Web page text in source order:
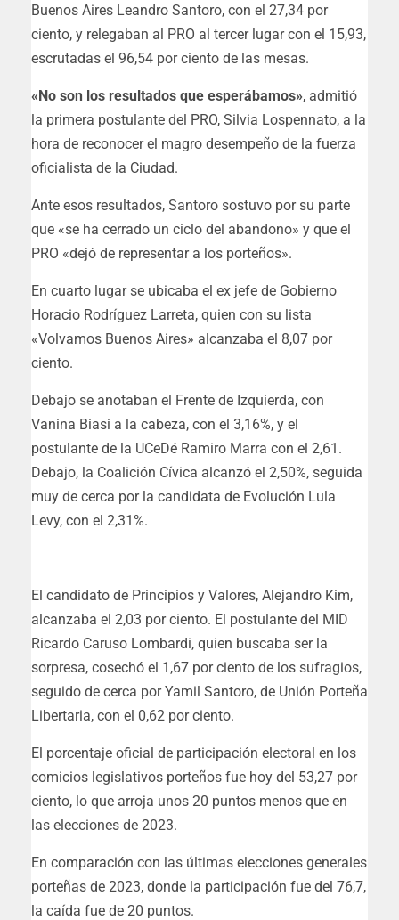
Buenos Aires Leandro Santoro, con el 27,34 por
ciento, y relegaban al PRO al tercer lugar con el 15,93,
escrutadas el 96,54 por ciento de las mesas.
«No son los resultados que esperábamos», admitió
la primera postulante del PRO, Silvia Lospennato, a la
hora de reconocer el magro desempeño de la fuerza
oficialista de la Ciudad.
Ante esos resultados, Santoro sostuvo por su parte
que «se ha cerrado un ciclo del abandono» y que el
PRO «dejó de representar a los porteños».
En cuarto lugar se ubicaba el ex jefe de Gobierno
Horacio Rodríguez Larreta, quien con su lista
«Volvamos Buenos Aires» alcanzaba el 8,07 por
ciento.
Debajo se anotaban el Frente de Izquierda, con
Vanina Biasi a la cabeza, con el 3,16%, y el
postulante de la UCeDé Ramiro Marra con el 2,61.
Debajo, la Coalición Cívica alcanzó el 2,50%, seguida
muy de cerca por la candidata de Evolución Lula
Levy, con el 2,31%.
El candidato de Principios y Valores, Alejandro Kim,
alcanzaba el 2,03 por ciento. El postulante del MID
Ricardo Caruso Lombardi, quien buscaba ser la
sorpresa, cosechó el 1,67 por ciento de los sufragios,
seguido de cerca por Yamil Santoro, de Unión Porteña
Libertaria, con el 0,62 por ciento.
El porcentaje oficial de participación electoral en los
comicios legislativos porteños fue hoy del 53,27 por
ciento, lo que arroja unos 20 puntos menos que en
las elecciones de 2023.
En comparación con las últimas elecciones generales
porteñas de 2023, donde la participación fue del 76,7,
la caída fue de 20 puntos.